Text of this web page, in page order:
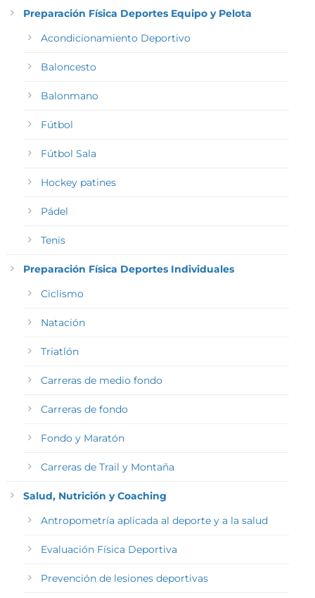
Preparación Física Deportes Equipo y Pelota
Acondicionamiento Deportivo
Baloncesto
Balonmano
Fútbol
Fútbol Sala
Hockey patines
Pádel
Tenis
Preparación Física Deportes Individuales
Ciclismo
Natación
Triatlón
Carreras de medio fondo
Carreras de fondo
Fondo y Maratón
Carreras de Trail y Montaña
Salud, Nutrición y Coaching
Antropometría aplicada al deporte y a la salud
Evaluación Física Deportiva
Prevención de lesiones deportivas